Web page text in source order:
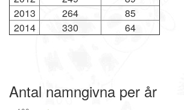
2013
264
85
2014
330 64
Antal namngivna per år